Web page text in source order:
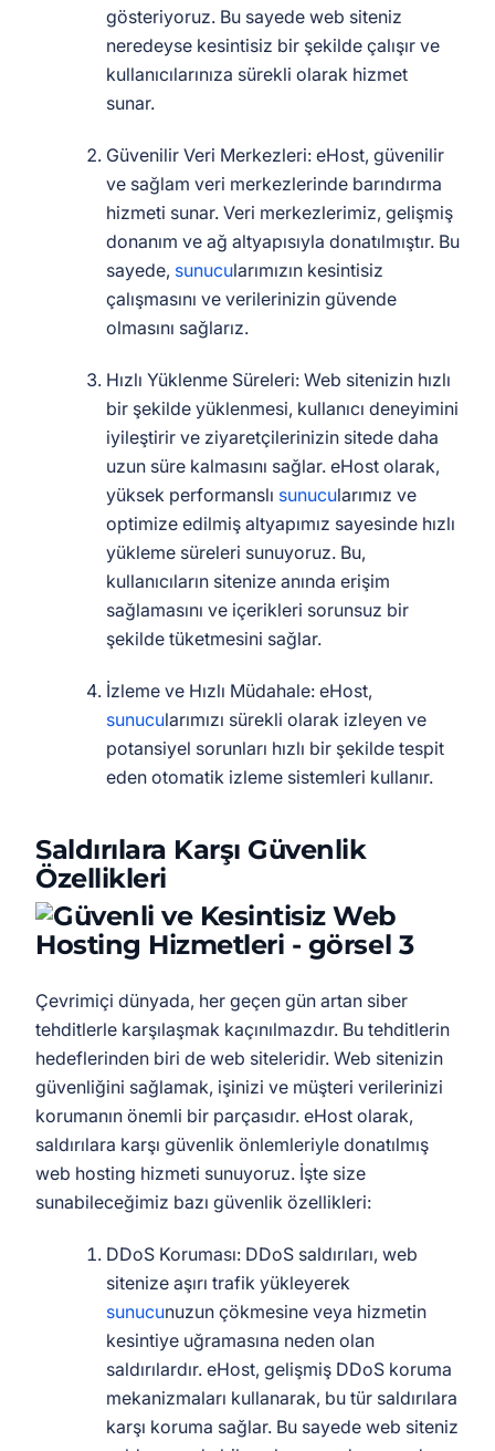
gösteriyoruz. Bu sayede web siteniz
neredeyse kesintisiz bir şekilde çalışır ve
kullanıcılarınıza sürekli olarak hizmet
sunar.
Güvenilir Veri Merkezleri: eHost, güvenilir
ve sağlam veri merkezlerinde barındırma
hizmeti sunar. Veri merkezlerimiz, gelişmiş
donanım ve ağ altyapısıyla donatılmıştır. Bu
sayede, sunucularımızın kesintisiz
çalışmasını ve verilerinizin güvende
olmasını sağlarız.
Hızlı Yüklenme Süreleri: Web sitenizin hızlı
bir şekilde yüklenmesi, kullanıcı deneyimini
iyileştirir ve ziyaretçilerinizin sitede daha
uzun süre kalmasını sağlar. eHost olarak,
yüksek performanslı sunucularımız ve
optimize edilmiş altyapımız sayesinde hızlı
yükleme süreleri sunuyoruz. Bu,
kullanıcıların sitenize anında erişim
sağlamasını ve içerikleri sorunsuz bir
şekilde tüketmesini sağlar.
İzleme ve Hızlı Müdahale: eHost,
sunucularımızı sürekli olarak izleyen ve
potansiyel sorunları hızlı bir şekilde tespit
eden otomatik izleme sistemleri kullanır.
Saldırılara Karşı Güvenlik
Özellikleri
Çevrimiçi dünyada, her geçen gün artan siber
tehditlerle karşılaşmak kaçınılmazdır. Bu tehditlerin
hedeflerinden biri de web siteleridir. Web sitenizin
güvenliğini sağlamak, işinizi ve müşteri verilerinizi
korumanın önemli bir parçasıdır. eHost olarak,
saldırılara karşı güvenlik önlemleriyle donatılmış
web hosting hizmeti sunuyoruz. İşte size
sunabileceğimiz bazı güvenlik özellikleri:
DDoS Koruması: DDoS saldırıları, web
sitenize aşırı trafik yükleyerek
sunucunuzun çökmesine veya hizmetin
kesintiye uğramasına neden olan
saldırılardır. eHost, gelişmiş DDoS koruma
mekanizmaları kullanarak, bu tür saldırılara
karşı koruma sağlar. Bu sayede web siteniz